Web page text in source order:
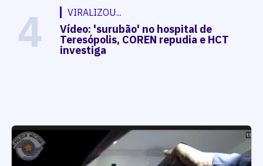
4 VIRALIZOU...
Vídeo: 'surubão' no hospital de
Teresópolis, COREN repudia e HCT
investiga